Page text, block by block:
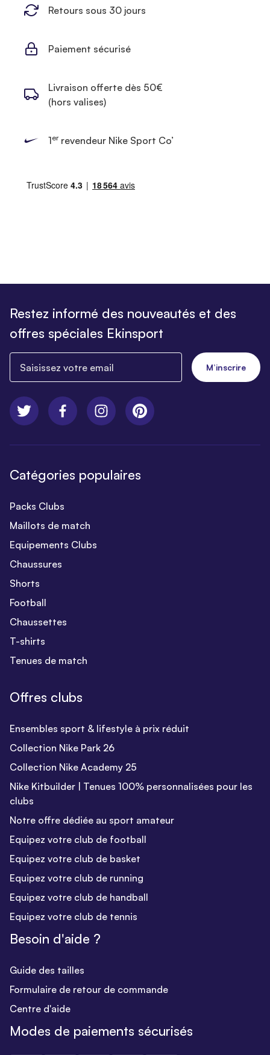
Retours sous 30 jours
Paiement sécurisé
Livraison offerte dès 50€
(hors valises)
1errevendeur Nike Sport Co’
Restez informé des nouveautés et des
offres spéciales Ekinsport
M’inscrire
Catégories populaires
Packs Clubs
Maillots de match
Equipements Clubs
Chaussures
Shorts
Football
Chaussettes
T-shirts
Tenues de match
Offres clubs
Ensembles sport & lifestyle à prix réduit
Collection Nike Park 26
Collection Nike Academy 25
Nike Kitbuilder | Tenues 100% personnalisées pour les
clubs
Notre offre dédiée au sport amateur
Equipez votre club de football
Equipez votre club de basket
Equipez votre club de running
Equipez votre club de handball
Equipez votre club de tennis
Besoin d'aide ?
Guide des tailles
Formulaire de retour de commande
Centre d'aide
Modes de paiements sécurisés